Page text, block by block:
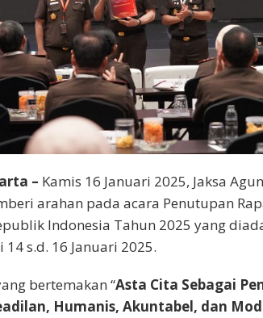
– Kamis 16 Januari 2025, Jaksa
arahan pada acara Penutupan
Indonesia Tahun 2025 yang
14 s.d. 16 Januari 2025.
bertemakan “Asta Cita Sebagai
Humanis, Akuntabel, dan